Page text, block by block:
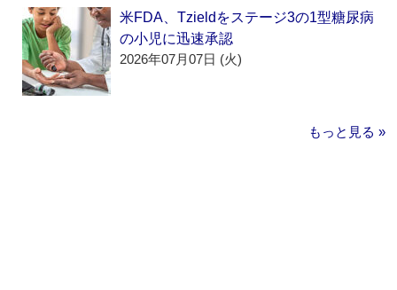
米FDA、Tzieldをステージ3の1型糖尿病
の小児に迅速承認
2026年07月07日 (火)
もっと見る »